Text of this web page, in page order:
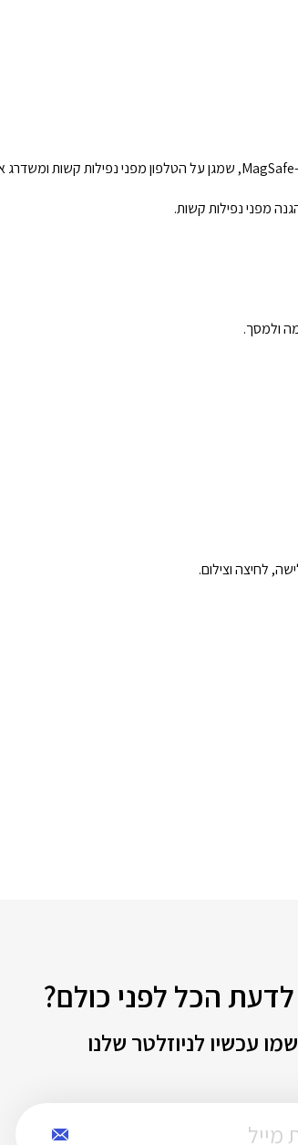
מפני נפילות קשות.
ולמסך.
לחיצה וצילום.
לדעת הכל לפני כולם?
עכשיו לניוזלטר שלנו